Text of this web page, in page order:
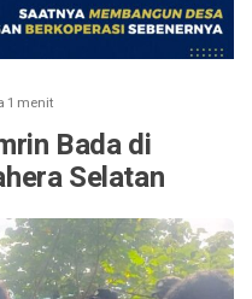
1 menit
Bada di
Selatan